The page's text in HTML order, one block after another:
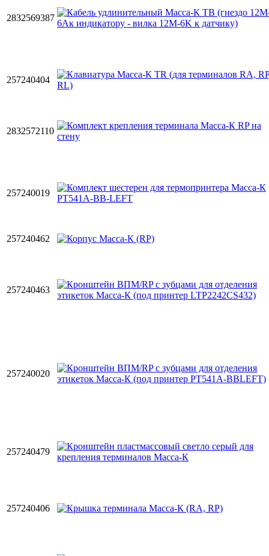
2832569387
257240404
2832572110
257240019
257240462
257240463
257240020
257240479
257240406